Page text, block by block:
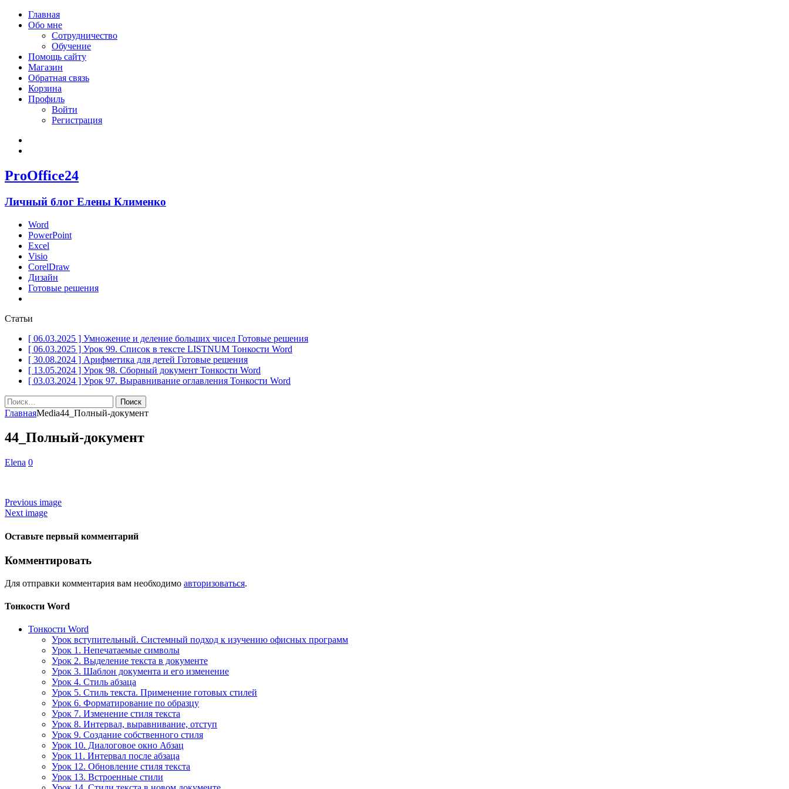
Главная
Обо мне
Сотрудничество
Обучение
Помощь сайту
Магазин
Обратная связь
Корзина
Профиль
Войти
Регистрация
ProOffice24
Личный блог Елены Клименко
Word
PowerPoint
Excel
Visio
CorelDraw
Дизайн
Готовые решения
Статьи
[ 06.03.2025 ] Умножение и деление больших чисел Готовые решения
[ 06.03.2025 ] Урок 99. Список в тексте LISTNUM Тонкости Word
[ 30.08.2024 ] Арифметика для детей Готовые решения
[ 13.05.2024 ] Урок 98. Сборный документ Тонкости Word
[ 03.03.2024 ] Урок 97. Выравнивание оглавления Тонкости Word
Найти:
ГлавнаяMedia44_Полный-документ
44_Полный-документ
Elena 0
Previous image
Next image
Оставьте первый комментарий
Комментировать
Для отправки комментария вам необходимо авторизоваться.
Тонкости Word
Тонкости Word
Урок вступительный. Системный подход к изучению офисных программ
Урок 1. Непечатаемые символы
Урок 2. Выделение текста в документе
Урок 3. Шаблон документа и его изменение
Урок 4. Стиль абзаца
Урок 5. Стиль текста. Применение готовых стилей
Урок 6. Форматирование по образцу
Урок 7. Изменение стиля текста
Урок 8. Интервал, выравнивание, отступ
Урок 9. Создание собственного стиля
Урок 10. Диалоговое окно Абзац
Урок 11. Интервал после абзаца
Урок 12. Обновление стиля текста
Урок 13. Встроенные стили